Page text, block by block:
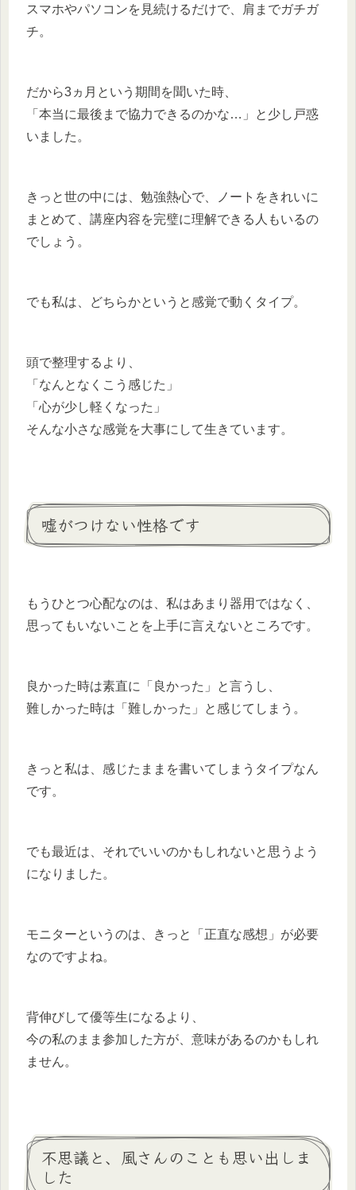
スマホやパソコンを見続けるだけで、肩までガチガ
チ。
だから3ヵ月という期間を聞いた時、
「本当に最後まで協力できるのかな…」と少し戸惑
いました。
きっと世の中には、勉強熱心で、ノートをきれいに
まとめて、講座内容を完璧に理解できる人もいるの
でしょう。
でも私は、どちらかというと感覚で動くタイプ。
頭で整理するより、
「なんとなくこう感じた」
「心が少し軽くなった」
そんな小さな感覚を大事にして生きています。
嘘がつけない性格です
もうひとつ心配なのは、私はあまり器用ではなく、
思ってもいないことを上手に言えないところです。
良かった時は素直に「良かった」と言うし、
難しかった時は「難しかった」と感じてしまう。
きっと私は、感じたままを書いてしまうタイプなん
です。
でも最近は、それでいいのかもしれないと思うよう
になりました。
モニターというのは、きっと「正直な感想」が必要
なのですよね。
背伸びして優等生になるより、
今の私のまま参加した方が、意味があるのかもしれ
ません。
不思議と、風さんのことも思い出しま
した